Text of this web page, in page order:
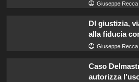
Giuseppe Recca
Dl giustizia,
alla fiducia
Giuseppe Recca
Caso
autorizza